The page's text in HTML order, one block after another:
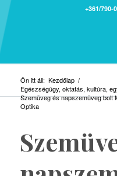
+361/790-
Ön itt áll: Kezdőlap /
Egészségügy, oktatás, kultúra,
Szemüveg és napszemüveg bolt
Optika